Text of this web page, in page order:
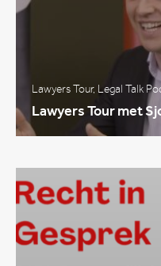
Lawyers Tour, Legal Talk
Lawyers Tour met